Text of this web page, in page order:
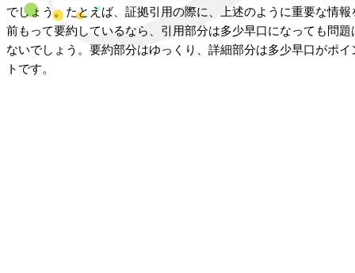
でしょう。たとえば、証拠引用の際に、上述のように重要な情報
前もって要約しているなら、引用部分は多少早口になっても問題
ないでしょう。要約部分はゆっくり、詳細部分は多少早口がポイ
トです。